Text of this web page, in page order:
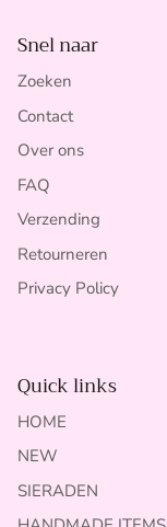
Snel naar
Zoeken
Contact
Over ons
FAQ
Verzending
Retourneren
Privacy Policy
Quick links
HOME
NEW
SIERADEN